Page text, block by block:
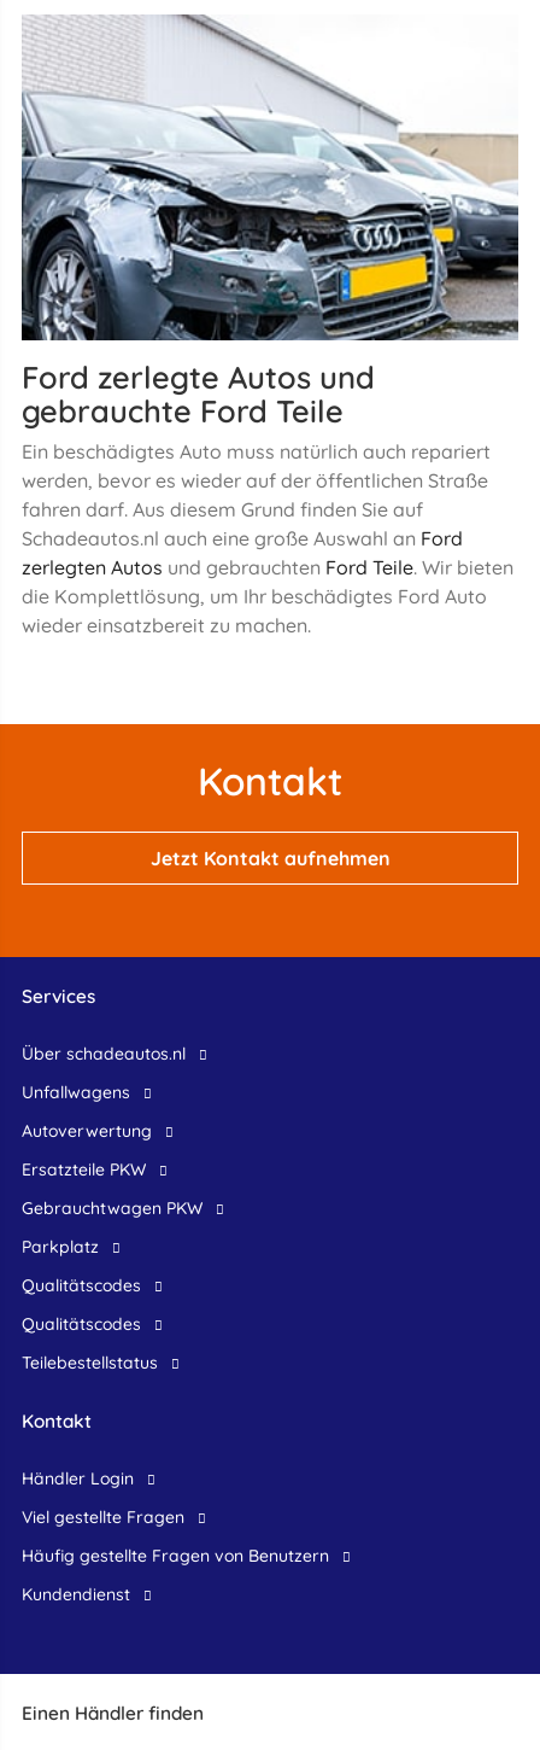
Ford zerlegte Autos und
gebrauchte Ford Teile
Ein beschädigtes Auto muss natürlich auch repariert
werden, bevor es wieder auf der öffentlichen Straße
fahren darf. Aus diesem Grund finden Sie auf
Schadeautos.nl auch eine große Auswahl an Ford
zerlegten Autos und gebrauchten Ford Teile. Wir bieten
die Komplettlösung, um Ihr beschädigtes Ford Auto
wieder einsatzbereit zu machen.
Kontakt
Jetzt Kontakt aufnehmen
Einen Händler finden
Services
Über schadeautos.nl
Unfallwagens
Autoverwertung
Ersatzteile PKW
Gebrauchtwagen PKW
Parkplatz
Qualitätscodes
Qualitätscodes
Teilebestellstatus
Kontakt
Händler Login
Viel gestellte Fragen
Häufig gestellte Fragen von Benutzern
Kundendienst